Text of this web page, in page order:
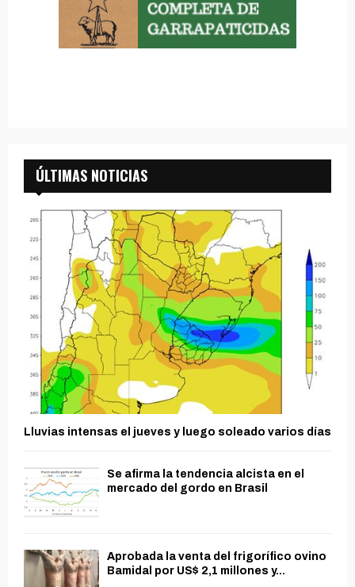
ÚLTIMAS NOTICIAS
Lluvias intensas el jueves y luego soleado varios días
Se afirma la tendencia alcista en el
mercado del gordo en Brasil
Aprobada la venta del frigorífico ovino
Bamidal por US$ 2,1 millones y...